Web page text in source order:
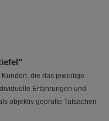
die das jeweilige
Erfahrungen und
objektiv geprüfte Tatsachen